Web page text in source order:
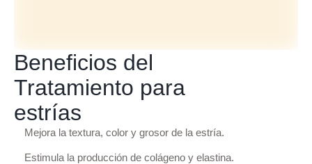
Beneficios del
Tratamiento para
estrías
Mejora la textura, color y grosor de la estría.
Estimula la producción de colágeno y elastina.